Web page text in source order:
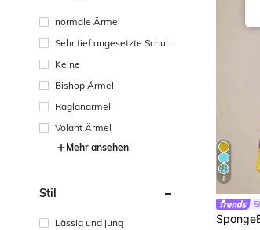
normale Ärmel
Sehr tief angesetzte Schult
Keine
Bishop Ärmel
Raglanärmel
Volant Ärmel
Mehr ansehen
Stil
Lässig und jung
8